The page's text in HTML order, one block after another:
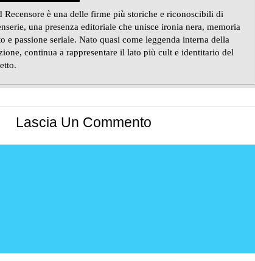
Recensore è una delle firme più storiche e riconoscibili di
una presenza editoriale che unisce ironia nera, memoria
e passione seriale. Nato quasi come leggenda interna della
continua a rappresentare il lato più cult e identitario del
Lascia Un Commento